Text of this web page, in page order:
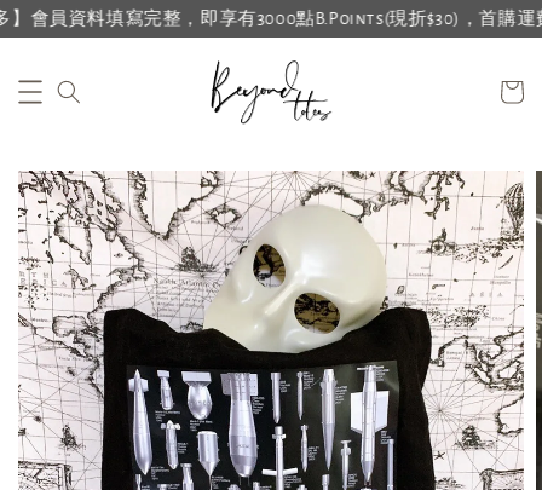
會員資料填寫完整，即享有3000點B.Points(現折$30)，首購運